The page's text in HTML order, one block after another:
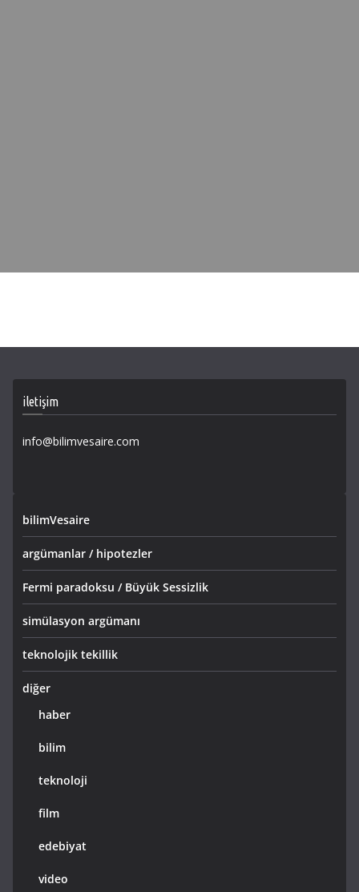
iletişim
info@bilimvesaire.com
bilimVesaire
argümanlar / hipotezler
Fermi paradoksu / Büyük Sessizlik
simülasyon argümanı
teknolojik tekillik
diğer
haber
bilim
teknoloji
film
edebiyat
video